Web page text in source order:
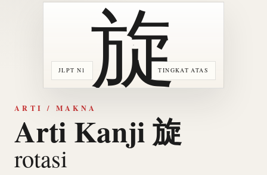
JLPT N1 TINGKAT ATAS
旋
ARTI / MAKNA
Arti Kanji 旋
rotasi